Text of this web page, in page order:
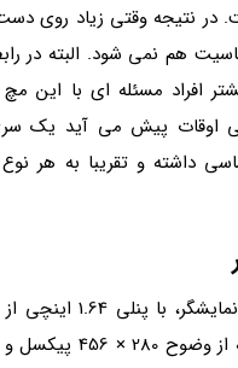
در نتیجه وقتی زیاد روی
هم نمی شود. البته در
افراد مسئله ای با این
اوقات پیش می آید یک
داشته و تقریبا به هر
هستیم که از